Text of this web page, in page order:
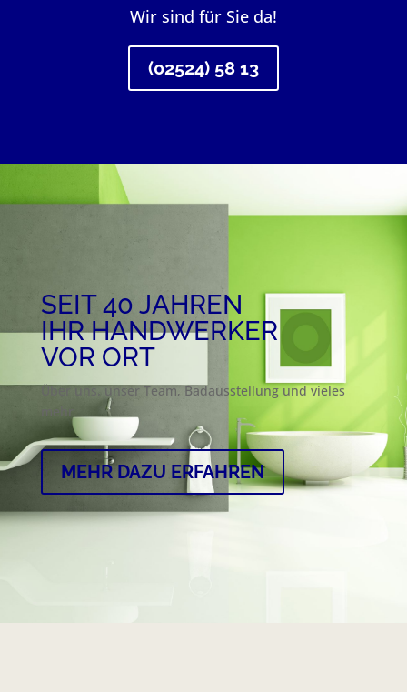
Wir sind für Sie da!
(02524) 58 13
SEIT 40 JAHREN
IHR HANDWERKER
VOR ORT
Über uns, unser Team, Badausstellung und vieles
mehr
MEHR DAZU ERFAHREN